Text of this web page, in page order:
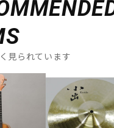
見られています